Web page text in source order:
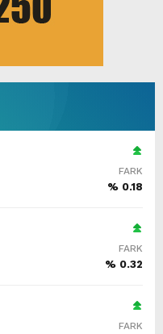
FARK
% 0.18
FARK
% 0.32
FARK